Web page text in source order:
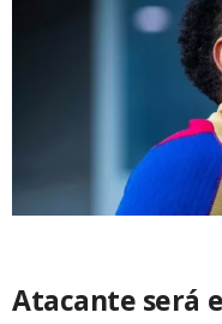
Atacante será